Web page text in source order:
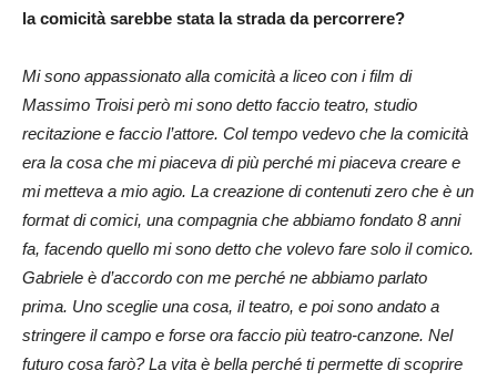
la comicità sarebbe stata la strada da percorrere?
Mi sono appassionato alla comicità a liceo con i film di
Massimo Troisi però mi sono detto faccio teatro, studio
recitazione e faccio l’attore. Col tempo vedevo che la comicità
era la cosa che mi piaceva di più perché mi piaceva creare e
mi metteva a mio agio. La creazione di contenuti zero che è un
format di comici, una compagnia che abbiamo fondato 8 anni
fa, facendo quello mi sono detto che volevo fare solo il comico.
Gabriele è d’accordo con me perché ne abbiamo parlato
prima. Uno sceglie una cosa, il teatro, e poi sono andato a
stringere il campo e forse ora faccio più teatro-canzone. Nel
futuro cosa farò? La vita è bella perché ti permette di scoprire